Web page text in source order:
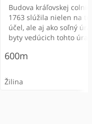
Budova kráľovskej
1763 slúžila nielen na
účel, ale aj ako soľný
byty vedúcich tohto
úradníci soľného úradu.
roku 1905 bola budova
600m
Žilina